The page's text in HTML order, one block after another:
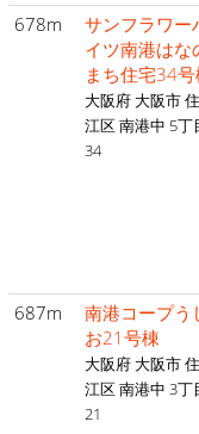
678m
サンフラワー
イツ南港はな
まち住宅34
大阪府 大阪市
江区 南港中 5丁
34
687m
南港コープう
お21号棟
大阪府 大阪市
江区 南港中 3丁
21